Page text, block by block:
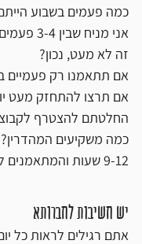
כמה פעמים בשבוע
אני מניח שבין 3-4 פעמים.
זה לא מעט, נכון?
אם תתאמנו רק פעמיים
אם תרצו להתחזק מעט
החלטתם להצטרף לקבוצת
כמה משקיעים המהדרין?
9-12 שעות והמתאמנים לאיש ברזל וכד' מגיעים ל 14-20 שעות אימון שבועיות.
יש חשיבות לחברותא
אתם רגילים לראות כל